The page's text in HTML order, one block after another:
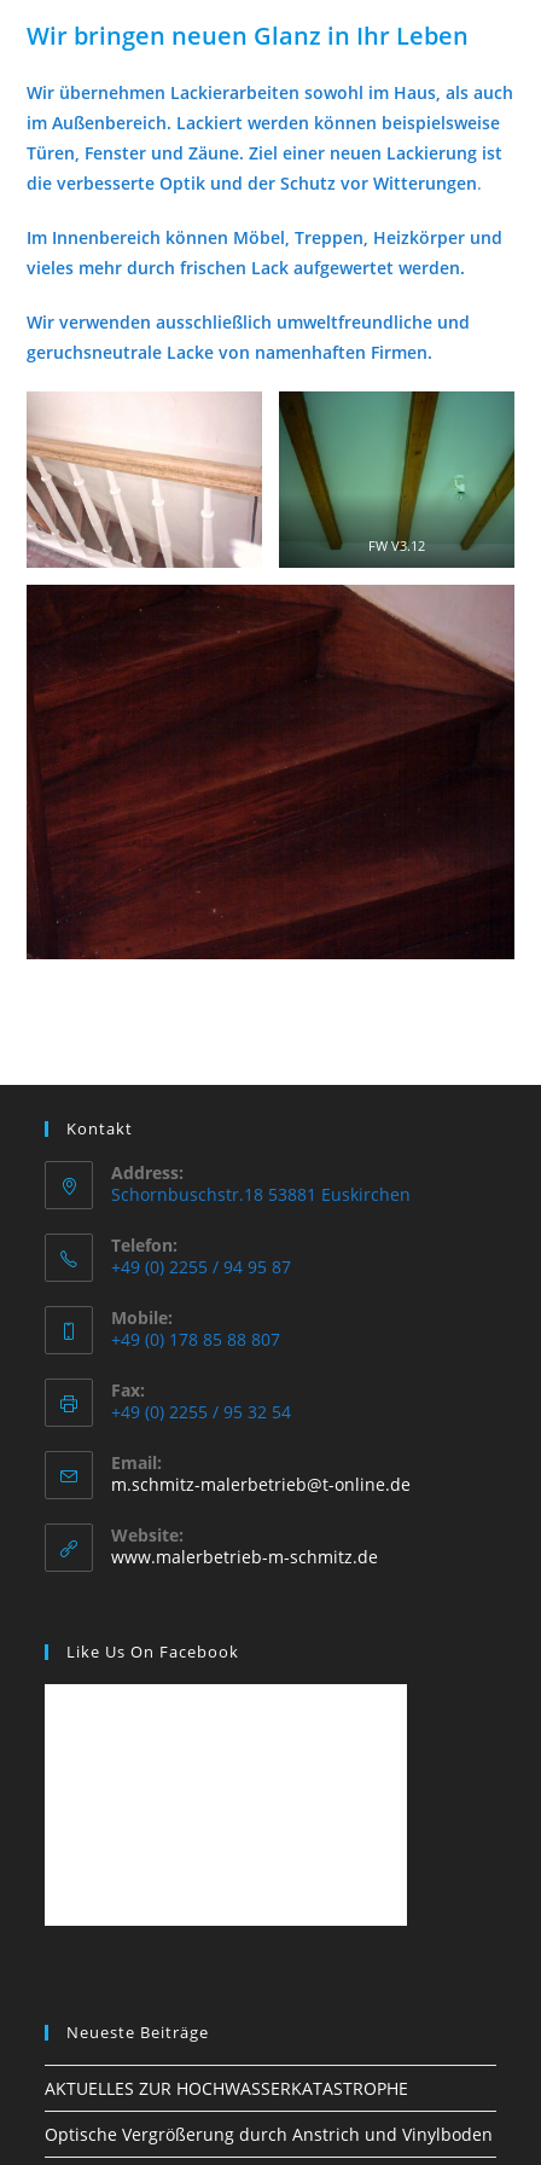
Wir bringen neuen Glanz in Ihr Leben
Wir übernehmen Lackierarbeiten sowohl im Haus, als auch
im Außenbereich. Lackiert werden können beispielsweise
Türen, Fenster und Zäune. Ziel einer neuen Lackierung ist
die verbesserte Optik und der Schutz vor Witterungen.
Im Innenbereich können Möbel, Treppen, Heizkörper und
vieles mehr durch frischen Lack aufgewertet werden.
Wir verwendenausschließlich umweltfreundliche und
geruchsneutrale Lacke von namenhaften Firmen.
FW V3.12
Kontakt
Address:
Schornbuschstr.18 53881 Euskirchen
Telefon:
+49 (0) 2255 / 94 95 87
Mobile:
+49 (0) 178 85 88 807
Fax:
+49 (0) 2255 / 95 32 54
Email:
m.schmitz-malerbetrieb@t-online.deOpens
Website:
www.malerbetrieb-m-schmitz.de
Like Us On Facebook
Neueste Beiträge
AKTUELLES ZUR HOCHWASSERKATASTROPHE
Optische Vergrößerung durch Anstrich und Vinylboden